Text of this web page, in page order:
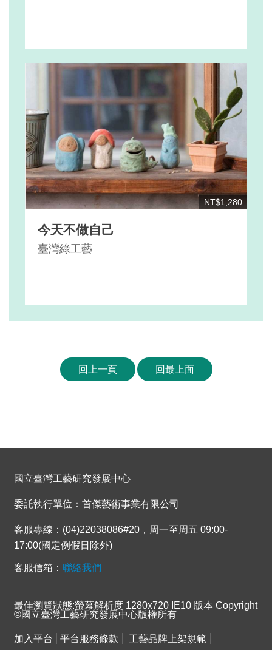
NT$1,280
今天不做自己
臺灣綠工藝
回上一頁 回最上面
國立臺灣工藝研究發展中心
委託執行單位：首傑藝術事業有限公司
客服專線：(04)22038086#20，周一至周五 09:00-
17:00(國定例假日除外)
客服信箱： 聯絡我們
最佳瀏覽狀態:螢幕解析度 1280x720 IE10 版本 Copyright
©國立臺灣工藝研究發展中心版權所有
加入平台 平台服務條款 工藝品牌上架規範